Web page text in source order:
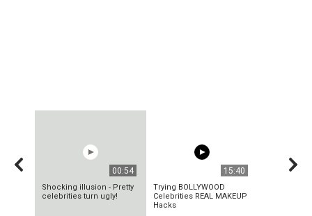
00:54
Shocking illusion - Pretty
celebrities turn ugly!
15:40
Trying BOLLYWOOD
Celebrities REAL MAKEUP
Hacks